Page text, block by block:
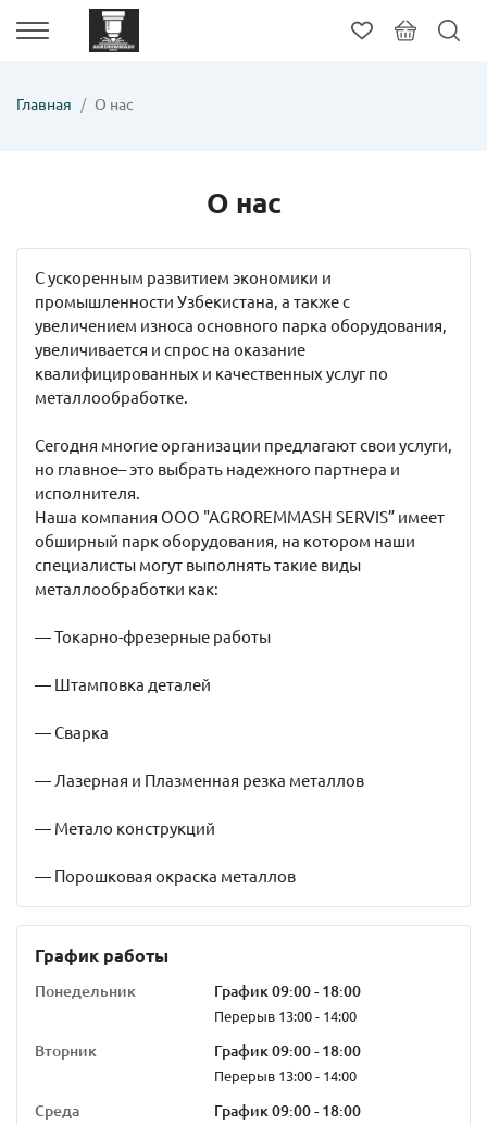
Главная О нас
О нас
С ускоренным развитием экономики и
промышленности Узбекистана, а также с
увеличением износа основного парка оборудования,
увеличивается и спрос на оказание
квалифицированных и качественных услуг по
металлообработке.
Сегодня многие организации предлагают свои услуги,
но главное– это выбрать надежного партнера и
исполнителя.
Наша компания OOO "AGROREMMASH SERVIS” имеет
обширный парк оборудования, на котором наши
специалисты могут выполнять такие виды
металлообработки как:
— Токарно-фрезерные работы
— Штамповка деталей
— Сварка
— Лазерная и Плазменная резка металлов
— Метало конструкций
— Порошковая окраска металлов
График работы
Понедельник График 09:00 - 18:00
Перерыв 13:00 - 14:00
Вторник График 09:00 - 18:00
Перерыв 13:00 - 14:00
Среда График 09:00 - 18:00